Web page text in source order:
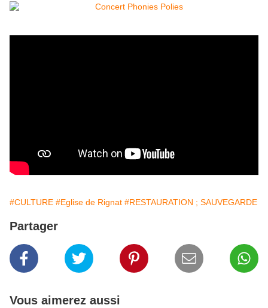
#CULTURE #Eglise de Rignat #RESTAURATION ; SAUVEGARDE
Partager
Vous aimerez aussi